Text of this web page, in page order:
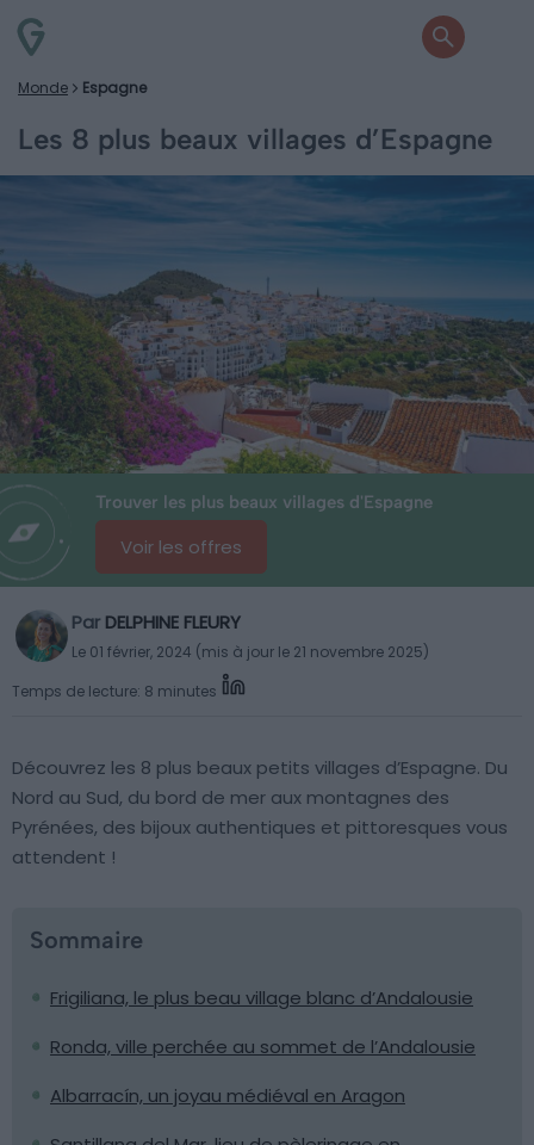
Monde Espagne
Les 8 plus beaux villages d’Espagne
Trouver les plus beaux villages d'Espagne
Voir les offres
Par DELPHINE FLEURY
Le 01 février, 2024 (mis à jour le 21 novembre 2025)
Temps de lecture: 8 minutes
Découvrez les 8 plus beaux petits villages d’Espagne. Du
Nord au Sud, du bord de mer aux montagnes des
Pyrénées, des bijoux authentiques et pittoresques vous
attendent !
Sommaire
Frigiliana, le plus beau village blanc d’Andalousie
Ronda, ville perchée au sommet de l’Andalousie
Albarracín, un joyau médiéval en Aragon